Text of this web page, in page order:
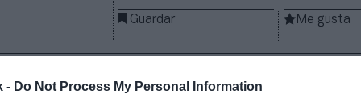
- Do Not Process My Personal Information
Guardar Me gusta
El club de LaLiga ha renovado su acuerdo con